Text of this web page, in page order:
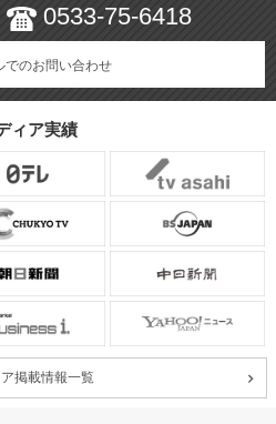
0533-75-6418
でのお問い合わせ
ィア実績
掲載情報一覧